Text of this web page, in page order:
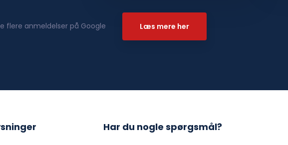
flere anmeldelser på Google​ Læs mere her​
Har du nogle spørgsmål?